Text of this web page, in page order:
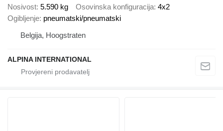
Nosivost 5.590 kg Osovinska konfiguracija 4x2
Ogibljenje pneumatski/pneumatski
Belgija, Hoogstraten
ALPINA INTERNATIONAL